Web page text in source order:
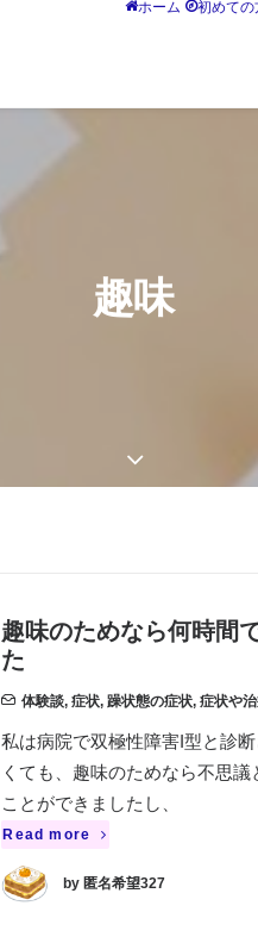
ホーム 初めての
趣味
趣味のためなら何時間
た
体験談, 症状, 躁状態の症状, 症状や
私は病院で双極性障害I型と診
くても、趣味のためなら不思
ことができましたし、
Read more
by 匿名希望327